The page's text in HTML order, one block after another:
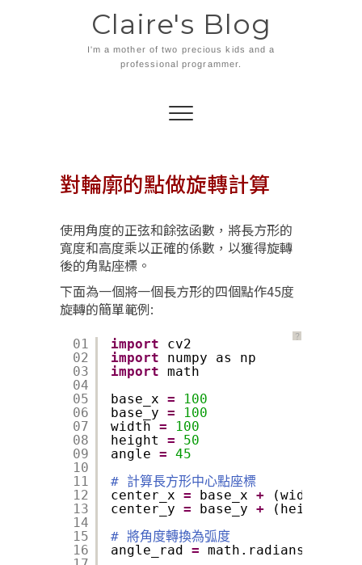
Claire's Blog
I'm a mother of two precious kids and a
professional programmer.
對輪廓的點做旋轉計算
使用角度的正弦和餘弦函數，將長方形的
寬度和高度乘以正確的係數，以獲得旋轉
後的角點座標。
下面為一個將一個長方形的四個點作45度
旋轉的簡單範例:
？
01
02
03
04
05
06
07
08
09
10
11
12
13
14
15
16
import
cv2
import
numpy as np
import math
base_x =
100
base_y =
100
width =
100
height =
50
angle = 45
# 計算長方形中心點座標
center_x = base_x + (width
center_y = base_y + (height
# 將角度轉換為弧度
angle_rad = math.radians(angle)